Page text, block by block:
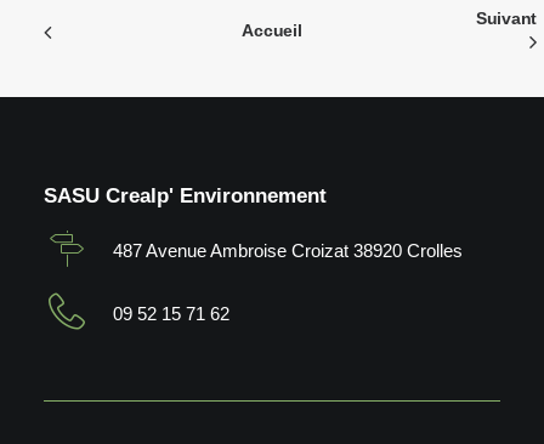
Accueil
Suivant
SASU Crealp' Environnement
487 Avenue Ambroise Croizat 38920 Crolles
09 52 15 71 62